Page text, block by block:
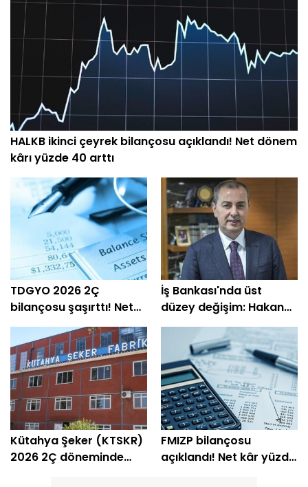
HALKB ikinci çeyrek bilançosu açıklandı! Net dönem
kârı yüzde 40 arttı
TDGYO 2026 2Ç
bilançosu şaşırttı! Net
kâr yüzde 105 bin arttı
İş Bankası'nda üst
düzey değişim: Hakan
Aran görevini
devrediyor
Kütahya Şeker (KTSKR)
2026 2Ç döneminde
FMIZP bilançosu
açıklandı! Net kâr yüzde